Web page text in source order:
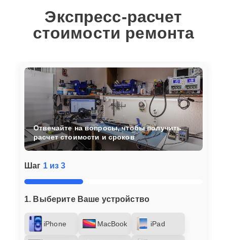
Экспресс-расчет
стоимости ремонта
Шаг 1 из 3
1. Выберите Ваше устройство
iPhone MacBook iPad
Отвечайте на вопросы, чтобы получить
расчет стоимости и сроков